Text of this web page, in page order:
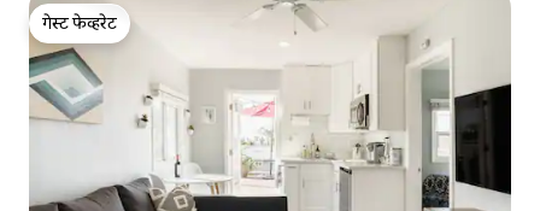
गेस्ट फेव्हरेट
गेस्ट फेव्हरेट